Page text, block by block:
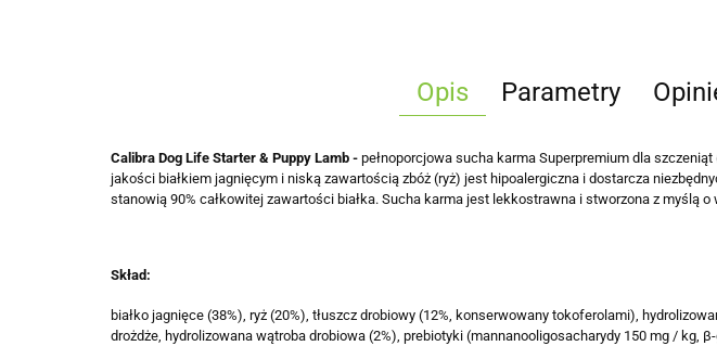
Opis Parametry
Calibra Dog Life Starter & Puppy Lamb - pełnoporcjowa sucha karma Superpremium dla
jakości białkiem jagnięcym i niską zawartością zbóż (ryż) jest hipoalergiczna i dostarcza
stanowią 90% całkowitej zawartości białka. Sucha karma jest lekkostrawna i stworzona z myślą
Skład:
białko jagnięce (38%), ryż (20%), tłuszcz drobiowy (12%, konserwowany tokoferolami),
drożdże, hydrolizowana wątroba drobiowa (2%), prebiotyki (mannanooligosacharydy 150 mg /